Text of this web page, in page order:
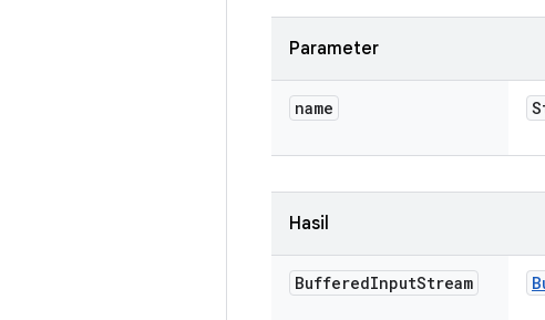
Parameter
name
Hasil
BufferedInputStream